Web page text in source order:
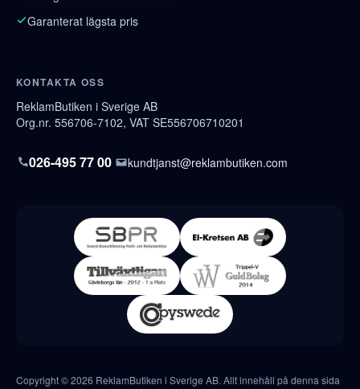
Garanterat lägsta pris
KONTAKTA OSS
ReklamButiken i Sverige AB
Org.nr. 556706-7102, VAT SE556706710201
026-495 77 00 kundtjanst@reklambutiken.com
Copyright © 2026 ReklamButiken i Sverige AB. Allt innehåll på denna sida